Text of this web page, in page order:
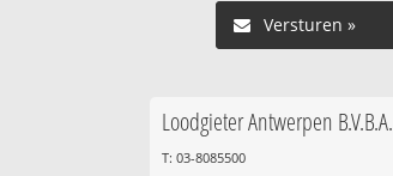
Versturen »
Loodgieter Antwerpen B.V.B.A.
T: 03-8085500